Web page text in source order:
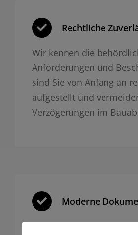
Rechtliche
Wir kennen die
Anforderungen und
sind Sie von Anfang an
aufgestellt und
Verzögerungen im
Moderne
Mit Vermessung und 3D